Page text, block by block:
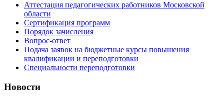
Аттестация педагогических работников Московской
области
Сертификация программ
Порядок зачисления
Вопрос-ответ
Подача заявок на бюджетные курсы повышения
квалификации и переподготовки
Специальности переподготовки
Новости